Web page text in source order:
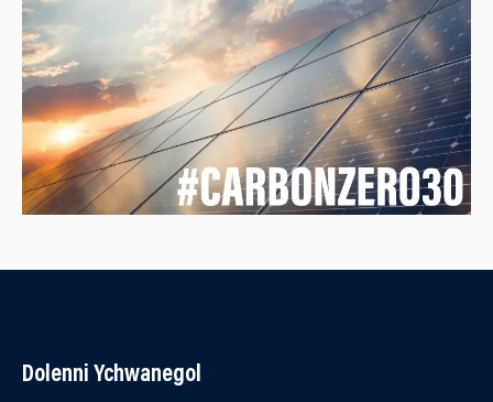
Dolenni Ychwanegol